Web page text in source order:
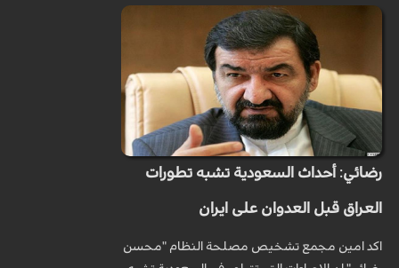
رضائي: أحداث السعودية تشبه تطورات
العراق قبل العدوان على ايران
اكد امين مجمع تشخيص مصلحة النظام "محسن